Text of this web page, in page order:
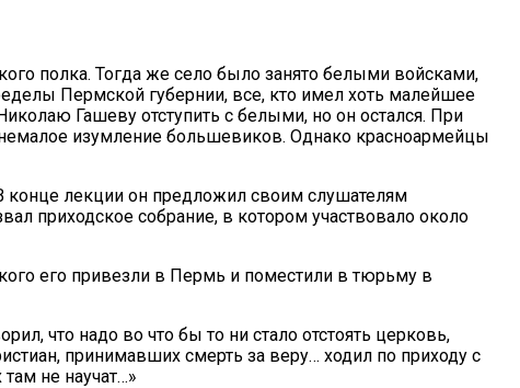
полка. Тогда же село было занято белыми войсками,
Пермской гу­бернии, все, кто имел хоть малейшее
Гашеву отступить с белыми, но он остался. При
немалое изумление большевиков. Однако красноармейцы
конце лекции он предложил своим слушателям
приходское собрание, в котором участ­вовало около
его привезли в Пермь и поместили в тюрьму в
что надо во что бы то ни стало отстоять церковь,
принимавших смерть за веру… ходил по приходу с
не научат…»